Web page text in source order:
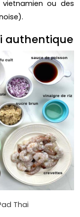
ou des
authentique
Thai